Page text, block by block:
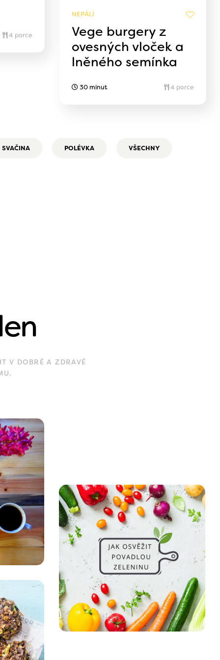
4 porce
NEPÁLÍ
Vege burgery z
ovesných vloček a
lněného semínka
30 minut 4 porce
SVAČINA POLÉVKA VŠECHNY
V DOBRÉ A ZDRAVÉ